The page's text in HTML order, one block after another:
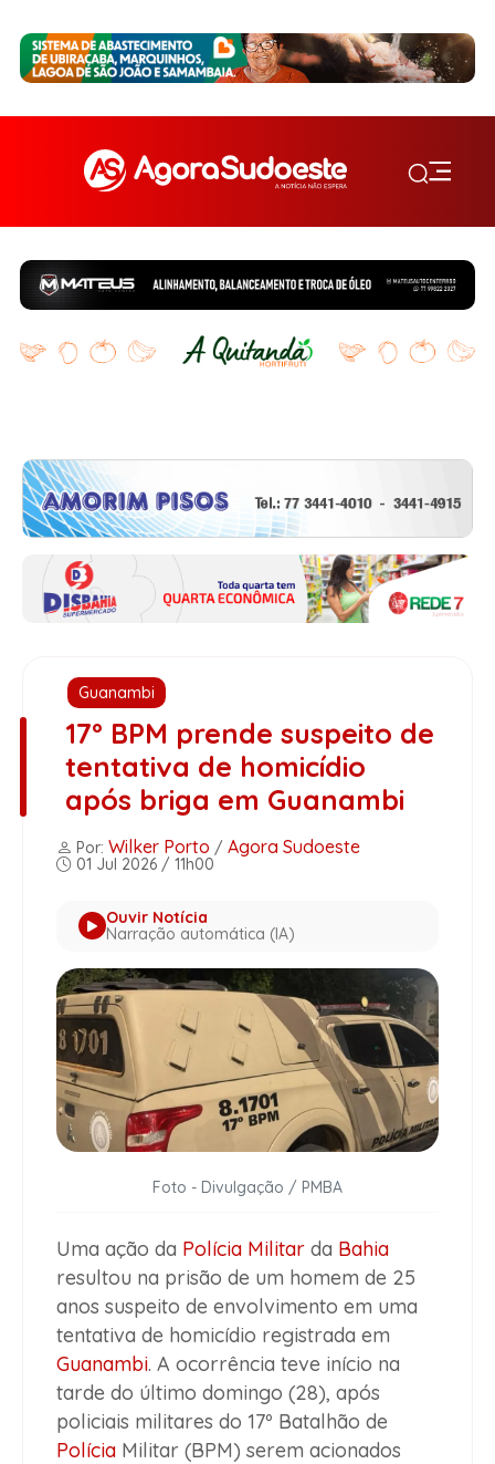
Guanambi
17º BPM prende suspeito de
tentativa de homicídio
após briga em Guanambi
Por: Wilker Porto / Agora Sudoeste
01 Jul 2026 / 11h00
Ouvir Notícia
Narração automática (IA)
Foto - Divulgação / PMBA
Uma ação da Polícia Militar da Bahia
resultou na prisão de um homem de 25
anos suspeito de envolvimento em uma
tentativa de homicídio registrada em
Guanambi. A ocorrência teve início na
tarde do último domingo (28), após
policiais militares do 17º Batalhão de
Polícia Militar (BPM) serem acionados